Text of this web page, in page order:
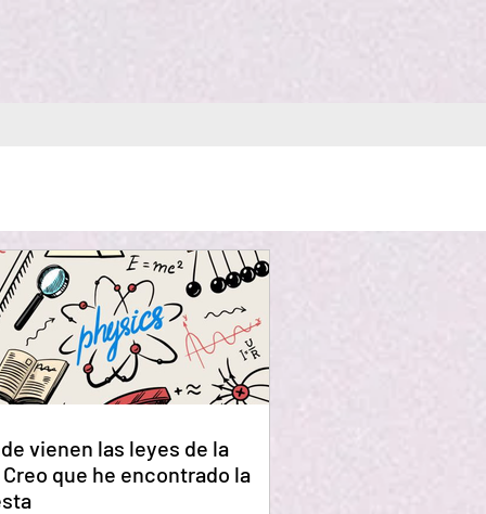
vienen las leyes de la
que he encontrado la